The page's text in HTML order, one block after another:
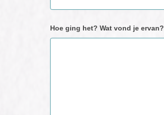
Hoe ging het? Wat vond je ervan?